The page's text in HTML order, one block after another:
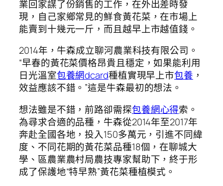
業回家謀了份銷售的工作，在外出差時發
現，自己家鄉常見的鮮食黃花菜，在市場上
能賣到十幾元一斤，而且越早上市越值錢。
2014年，牛森成立聊河農業科技有限公司。
“早春的黃花菜價格昂貴且穩定，如果能利用
日光溫室包養網dcard種植實現早上市包養 ，
效益應該不錯。”這是牛森最初的想法。
想法雖是不錯，前路卻需探包養網心得索。
為尋求合適的品種，牛森從2014年至2017年
奔赴全國各地，投入150多萬元，引進不同緯
度、不同花期的黃花菜品種18個，在聊城大
學、區農業農村局農技專家幫助下，終于形
成了保護地“特早熟”黃花菜種植模式。